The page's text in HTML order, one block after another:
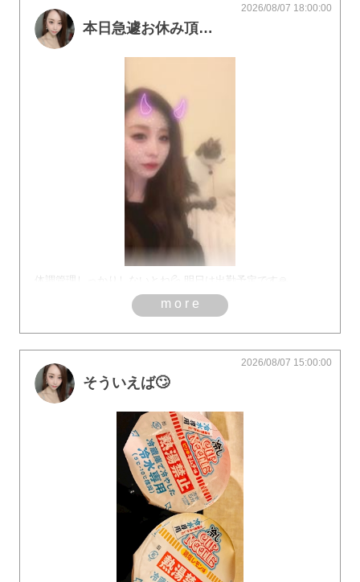
本日急遽お休み頂きます🙇🏻‍♀️‪‪🙇🏻‍♀️‪‪
2026/08/07 18:00:00
体調管理しっかりしないとね💦 明日は出勤予定です🙏
more
そういえば🙄
2026/08/07 15:00:00